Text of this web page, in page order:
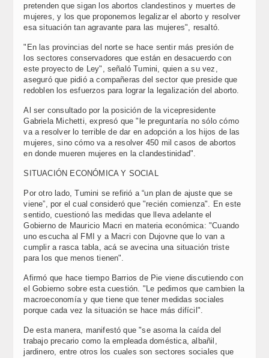
pretenden que sigan los abortos clandestinos y muertes de
mujeres, y los que proponemos legalizar el aborto y resolver
esa situación tan agravante para las mujeres", resaltó.
"En las provincias del norte se hace sentir más presión de
los sectores conservadores que están en desacuerdo con
este proyecto de Ley", señaló Tumini, quien a su vez,
aseguró que pidió a compañeras del sector que preside que
redoblen los esfuerzos para lograr la legalización del aborto.
Al ser consultado por la posición de la vicepresidente
Gabriela Michetti, expresó que "le preguntaría no sólo cómo
va a resolver lo terrible de dar en adopción a los hijos de las
mujeres, sino cómo va a resolver 450 mil casos de abortos
en donde mueren mujeres en la clandestinidad".
SITUACIÓN ECONÓMICA Y SOCIAL
Por otro lado, Tumini se refirió a “un plan de ajuste que se
viene”, por el cual consideró que "recién comienza". En este
sentido, cuestionó las medidas que lleva adelante el
Gobierno de Mauricio Macri en materia económica: "Cuando
uno escucha al FMI y a Macri con Dujovne que lo van a
cumplir a rasca tabla, acá se avecina una situación triste
para los que menos tienen".
Afirmó que hace tiempo Barrios de Pie viene discutiendo con
el Gobierno sobre esta cuestión. "Le pedimos que cambien la
macroeconomía y que tiene que tener medidas sociales
porque cada vez la situación se hace más difícil".
De esta manera, manifestó que "se asoma la caída del
trabajo precario como la empleada doméstica, albañil,
jardinero, entre otros los cuales son sectores sociales que